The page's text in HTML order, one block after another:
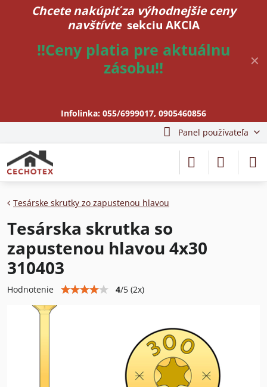
✕
Chcete nakúpiť za výhodnejšie ceny
navštívte sekciu AKCIA
!!Ceny platia pre aktuálnu
zásobu!!
Infolinka: 055/6999017, 0905460856
Panel používateľa
Tesárske skrutky zo zapustenou hlavou
Tesárska skrutka so
zapustenou hlavou 4x30
310403
Hodnotenie 4/5 (2x)